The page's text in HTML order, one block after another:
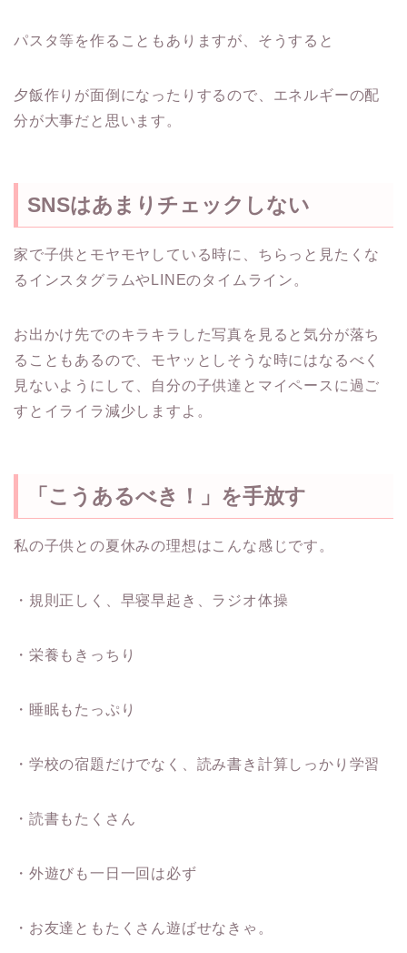
パスタ等を作ることもありますが、そうすると
夕飯作りが面倒になったりするので、エネルギーの配
分が大事だと思います。
SNSはあまりチェックしない
家で子供とモヤモヤしている時に、ちらっと見たくな
るインスタグラムやLINEのタイムライン。
お出かけ先でのキラキラした写真を見ると気分が落ち
ることもあるので、モヤッとしそうな時にはなるべく
見ないようにして、自分の子供達とマイペースに過ご
すとイライラ減少しますよ。
「こうあるべき！」を手放す
私の子供との夏休みの理想はこんな感じです。
・規則正しく、早寝早起き、ラジオ体操
・栄養もきっちり
・睡眠もたっぷり
・学校の宿題だけでなく、読み書き計算しっかり学習
・読書もたくさん
・外遊びも一日一回は必ず
・お友達ともたくさん遊ばせなきゃ。